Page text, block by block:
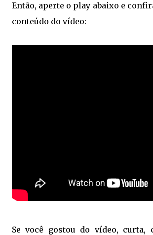
Então, aperte o play abaixo e
conteúdo do vídeo:
Se você gostou do vídeo, curta,